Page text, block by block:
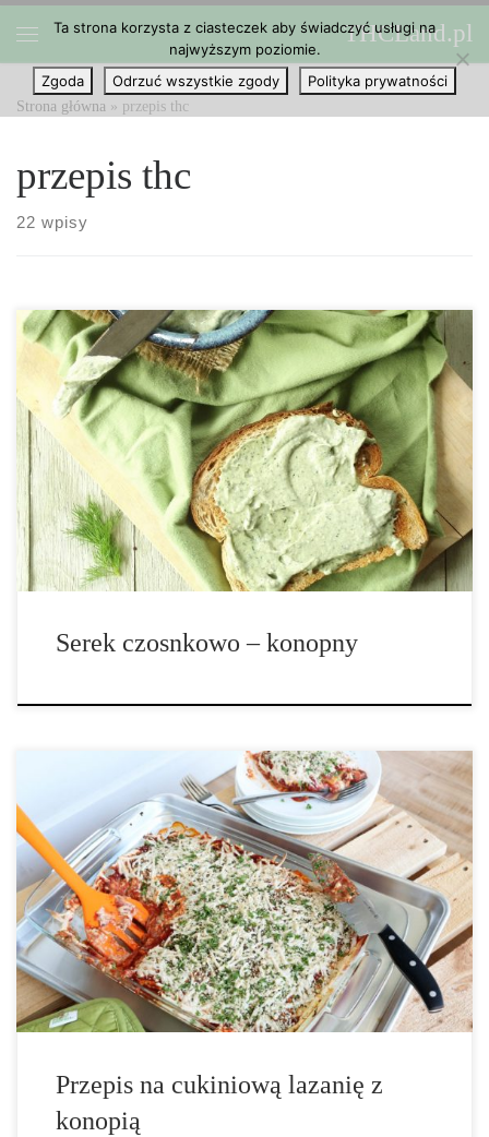
Przejdź do treści THCLand.pl
Strona główna » przepis thc
przepis thc
22 wpisy
Ten wspaniały ser składa się z kremowych nasion konopi
przyprawionych czosnkiem oraz świeżym szczypiorkiem. Przepis
jest adresowany do osób na tradycyjnej diecie oraz na diecie
wegetariańskiej i wegańskiej, ponieważ nie posiada żadnych
składników odzwierzęcych. Czas przygotowania: 5 minut. Porcja:
Z […]
Serek czosnkowo – konopny
Składniki na 8 – 10 porcji: 5 średnich cukinii 1 łyżka soli słoik
sosu pomidorowego pasta pomidorowa 2 łyżki oliwy z oliwek 1
duża cebula 3 duże ząbki czosnku 1 opakowanie sera mozzarella
1/2 szklanki łuskanych nasion konopi 2 duże […]
Przepis na cukiniową lazanię z
konopią
Ta strona korzysta z ciasteczek aby świadczyć usługi na
najwyższym poziomie.
Zgoda
Odrzuć wszystkie zgody Polityka prywatności